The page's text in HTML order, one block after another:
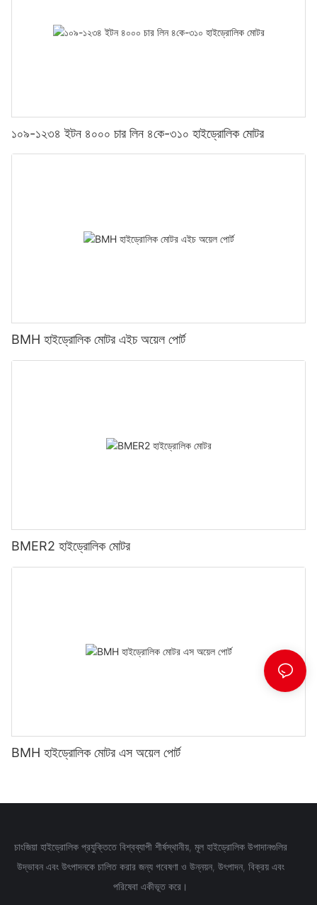
১০৯-১২৩৪ ইটন ৪০০০ চার লিন ৪কে-৩১০ হাইড্রোলিক মোটর
BMH হাইড্রোলিক মোটর এইচ অয়েল পোর্ট
BMER2 হাইড্রোলিক মোটর
BMH হাইড্রোলিক মোটর এস অয়েল পোর্ট
চাংজিয়া হাইড্রোলিক প্রযুক্তিতে বিশ্বব্যাপী শীর্ষস্থানীয়, মূল হাইড্রোলিক উপাদানগুলির
উদ্ভাবন এবং উৎপাদনকে চালিত করার জন্য গবেষণা ও উন্নয়ন, উৎপাদন, বিক্রয় এবং
পরিষেবা একীভূত করে।